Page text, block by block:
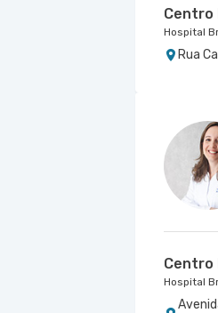
Centro
Hospital
Rua
Centro
Hospital